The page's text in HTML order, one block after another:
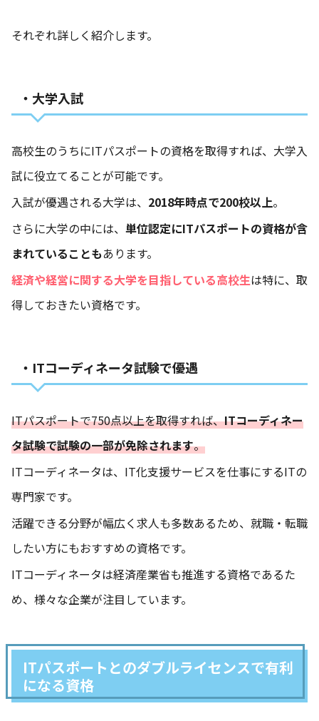
それぞれ詳しく紹介します。
・大学入試
高校生のうちにITパスポートの資格を取得すれば、大学入
試に役立てることが可能です。
入試が優遇される大学は、 2018年時点で200校以上。
さらに大学の中には、 単位認定にITパスポートの資格が含
まれていることもあります。
経済や経営に関する大学を目指している高校生は特に、取
得しておきたい資格です。
・ITコーディネータ試験で優遇
ITパスポートで750点以上を取得すれば、ITコーディネー
タ試験で試験の一部が免除されます。
ITコーディネータは、IT化支援サービスを仕事にするITの
専門家です。
活躍できる分野が幅広く求人も多数あるため、就職・転職
したい方にもおすすめの資格です。
ITコーディネータは経済産業省も推進する資格であるた
め、様々な企業が注目しています。
ITパスポートとのダブルライセンスで有利
になる資格